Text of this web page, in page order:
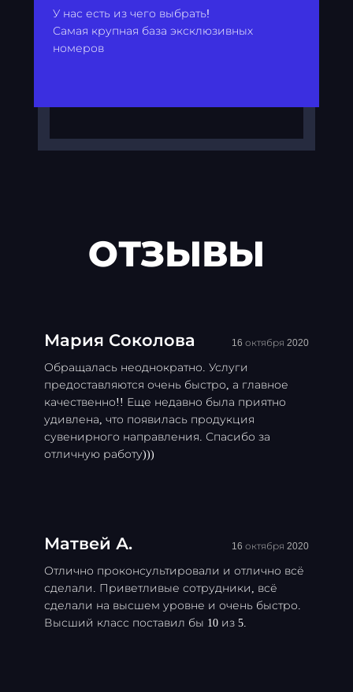
У нас есть из чего выбрать!
Самая крупная база эксклюзивных
номеров
ОТЗЫВЫ
Мария Соколова 16 октября 2020
Обращалась неоднократно. Услуги
предоставляются очень быстро, а главное
качественно!! Еще недавно была приятно
удивлена, что появилась продукция
сувенирного направления. Спасибо за
отличную работу)))
Матвей А. 16 октября 2020
Отлично проконсультировали и отлично всё
сделали. Приветливые сотрудники, всё
сделали на высшем уровне и очень быстро.
Высший класс поставил бы 10 из 5.